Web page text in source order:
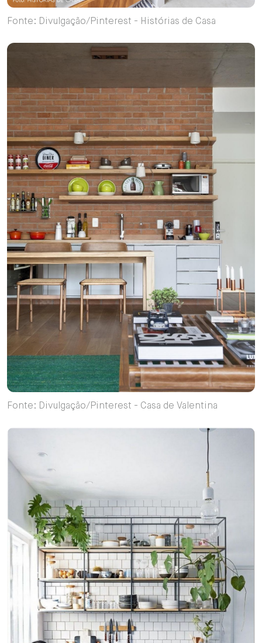
Fonte: Divulgação/Pinterest - Histórias de Casa
Fonte: Divulgação/Pinterest - Casa de Valentina